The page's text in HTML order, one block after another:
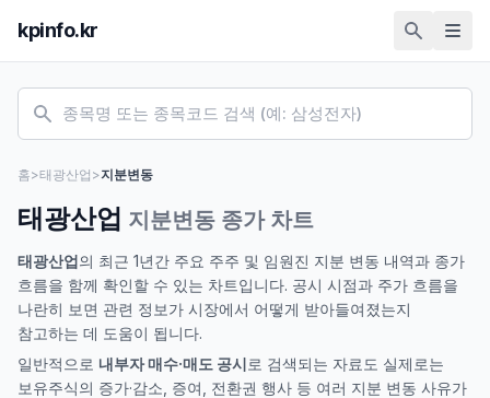
kpinfo.kr
홈>태광산업 >지분변동
태광산업 지분변동 종가 차트
태광산업의 최근 1년간 주요 주주 및 임원진 지분 변동 내역과 종가
흐름을 함께 확인할 수 있는 차트입니다. 공시 시점과 주가 흐름을
나란히 보면 관련 정보가 시장에서 어떻게 받아들여졌는지
참고하는 데 도움이 됩니다.
일반적으로 내부자 매수·매도 공시로 검색되는 자료도 실제로는
보유주식의 증가·감소, 증여, 전환권 행사 등 여러 지분 변동 사유가